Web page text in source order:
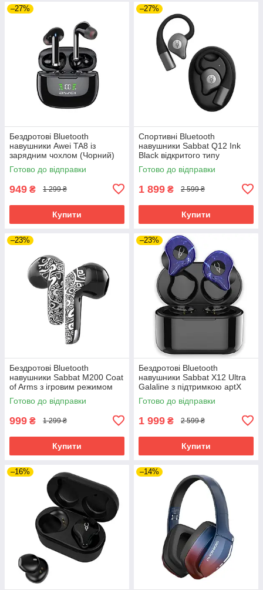
–27%
Бездротові Bluetooth
навушники Awei TA8 із
зарядним чохлом (Чорний)
Готово до відправки
949 ₴ 1 299 ₴
Купити
–27%
Спортивні Bluetooth
навушники Sabbat Q12 Ink
Black відкритого типу
(Чорний)
Готово до відправки
1 899 ₴ 2 599 ₴
Купити
–23%
Бездротові Bluetooth
навушники Sabbat M200 Coat
of Arms з ігровим режимом
(Чорно-білий)
Готово до відправки
999 ₴ 1 299 ₴
Купити
–23%
Бездротові Bluetooth
навушники Sabbat X12 Ultra
Galaline з підтримкою aptX
(Синій)
Готово до відправки
1 999 ₴ 2 599 ₴
Купити
–16% –14%